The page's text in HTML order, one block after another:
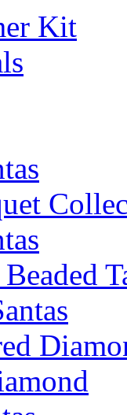
Kit